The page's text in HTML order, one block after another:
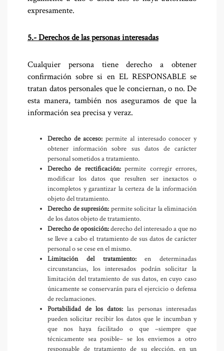
expresamente.
5.- Derechos de las personas interesadas
Cualquier persona tiene derecho a obtener
confirmación sobre si en EL RESPONSABLE se
tratan datos personales que le conciernan, o no. De
esta manera, también nos aseguramos de que la
información sea precisa y veraz.
Derecho de acceso:permite al interesado conocer y
obtener información sobre sus datos de carácter
personal sometidos a tratamiento.
Derecho de rectificación:permite corregir errores,
modificar los datos que resulten ser inexactos o
incompletos y garantizar la certeza de la información
objeto del tratamiento.
Derecho de supresión: permite solicitar la eliminación
de los datos objeto de tratamiento.
Derecho de oposición:derecho del interesado a que no
se lleve a cabo el tratamiento de sus datos de carácter
personal o se cese en el mismo.
Limitación del tratamiento:en determinadas
circunstancias, los interesados podrán solicitar la
limitación del tratamiento de sus datos, en cuyo caso
únicamente se conservarán para el ejercicio o defensa
de reclamaciones.
Portabilidad de los datos: las personas interesadas
pueden solicitar recibir los datos que le incumban y
que nos haya facilitado o que –siempre que
técnicamente sea posible– se los enviemos a otro
responsable de tratamiento de su elección, en un